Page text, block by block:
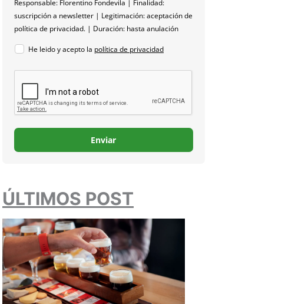
Responsable: Florentino Fondevila | Finalidad:
suscripción a newsletter | Legitimación: aceptación de
política de privacidad. | Duración: hasta anulación
He leido y acepto la política de privacidad
Enviar
ÚLTIMOS POST